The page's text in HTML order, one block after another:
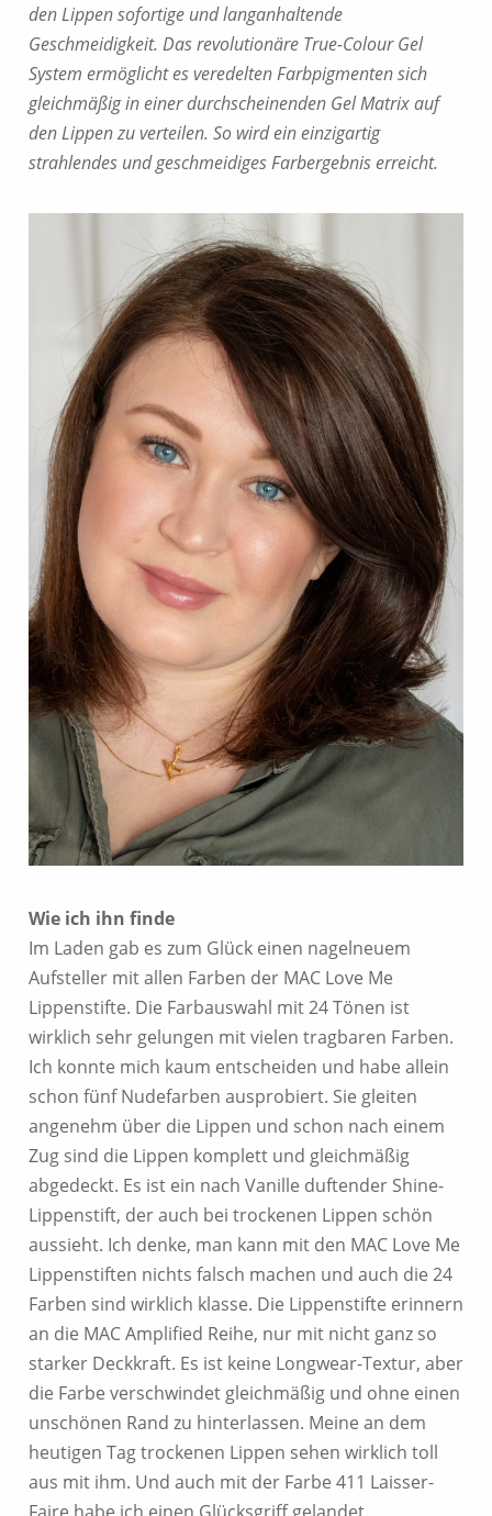
den Lippen sofortige und langanhaltende
Geschmeidigkeit. Das revolutionäre True-Colour Gel
System ermöglicht es veredelten Farbpigmenten sich
gleichmäßig in einer durchscheinenden Gel Matrix auf
den Lippen zu verteilen. So wird ein einzigartig
strahlendes und geschmeidiges Farbergebnis erreicht.
Wie ich ihn finde
Im Laden gab es zum Glück einen nagelneuem
Aufsteller mit allen Farben der MAC Love Me
Lippenstifte. Die Farbauswahl mit 24 Tönen ist
wirklich sehr gelungen mit vielen tragbaren Farben.
Ich konnte mich kaum entscheiden und habe allein
schon fünf Nudefarben ausprobiert. Sie gleiten
angenehm über die Lippen und schon nach einem
Zug sind die Lippen komplett und gleichmäßig
abgedeckt. Es ist ein nach Vanille duftender Shine-
Lippenstift, der auch bei trockenen Lippen schön
aussieht. Ich denke, man kann mit den MAC Love Me
Lippenstiften nichts falsch machen und auch die 24
Farben sind wirklich klasse. Die Lippenstifte erinnern
an die MAC Amplified Reihe, nur mit nicht ganz so
starker Deckkraft. Es ist keine Longwear-Textur, aber
die Farbe verschwindet gleichmäßig und ohne einen
unschönen Rand zu hinterlassen. Meine an dem
heutigen Tag trockenen Lippen sehen wirklich toll
aus mit ihm. Und auch mit der Farbe 411 Laisser-